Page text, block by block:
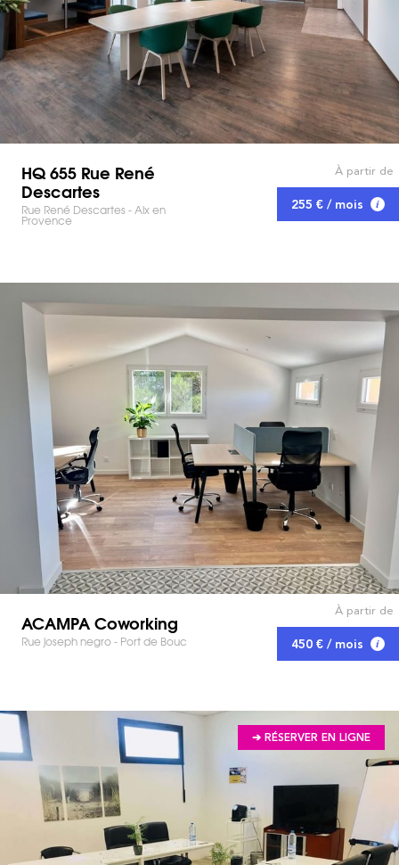
HQ 655 Rue René
Descartes
Rue René Descartes - Aix en
Provence
À partir de
255 € / mois
ACAMPA Coworking
Rue joseph negro - Port de Bouc
À partir de
450 € / mois
➔ RÉSERVER EN LIGNE